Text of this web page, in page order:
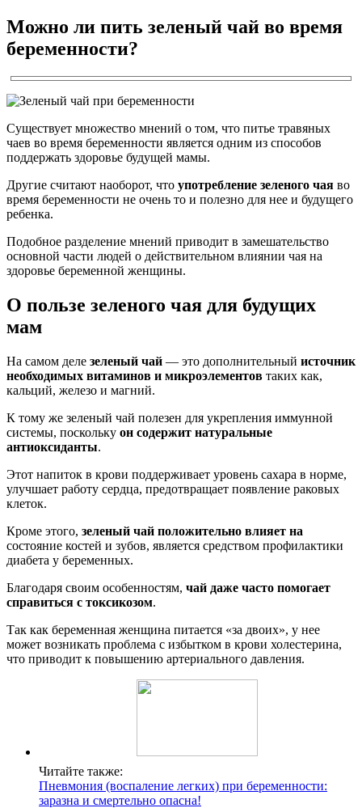
Можно ли пить зеленый чай во время
беременности?
Существует множество мнений о том, что питье травяных
чаев во время беременности является одним из способов
поддержать здоровье будущей мамы.
Другие считают наоборот, что употребление зеленого чая во
время беременности не очень то и полезно для нее и будущего
ребенка.
Подобное разделение мнений приводит в замешательство
основной части людей о действительном влиянии чая на
здоровье беременной женщины.
О пользе зеленого чая для будущих
мам
На самом деле зеленый чай — это дополнительный источник
необходимых витаминов и микроэлементов таких как,
кальций, железо и магний.
К тому же зеленый чай полезен для укрепления иммунной
системы, поскольку он содержит натуральные
антиоксиданты.
Этот напиток в крови поддерживает уровень сахара в норме,
улучшает работу сердца, предотвращает появление раковых
клеток.
Кроме этого, зеленый чай положительно влияет на
состояние костей и зубов, является средством профилактики
диабета у беременных.
Благодаря своим особенностям, чай даже часто помогает
справиться с токсикозом.
Так как беременная женщина питается «за двоих», у нее
может возникать проблема с избытком в крови холестерина,
что приводит к повышению артериального давления.
Читайте также:
Пневмония (воспаление легких) при беременности:
заразна и смертельно опасна!